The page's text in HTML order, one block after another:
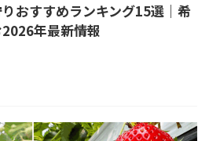
おすすめランキング15選｜希
年最新情報